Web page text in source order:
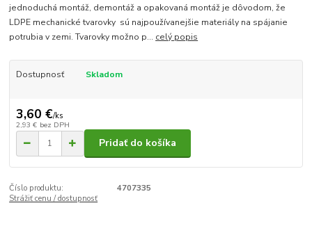
jednoduchá montáž, demontáž a opakovaná montáž je dôvodom, že
LDPE mechanické tvarovky sú najpoužívanejšie materiály na spájanie
potrubia v zemi. Tvarovky možno p... celý popis
Dostupnosť Skladom
3,60 €/ks
2,93 € bez DPH
Pridať do košíka
Číslo produktu:
4707335
Strážiť cenu / dostupnosť